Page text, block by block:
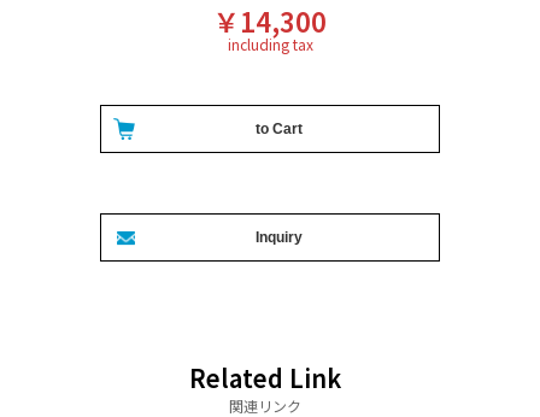
￥14,300
including tax
Related Link
関連リンク